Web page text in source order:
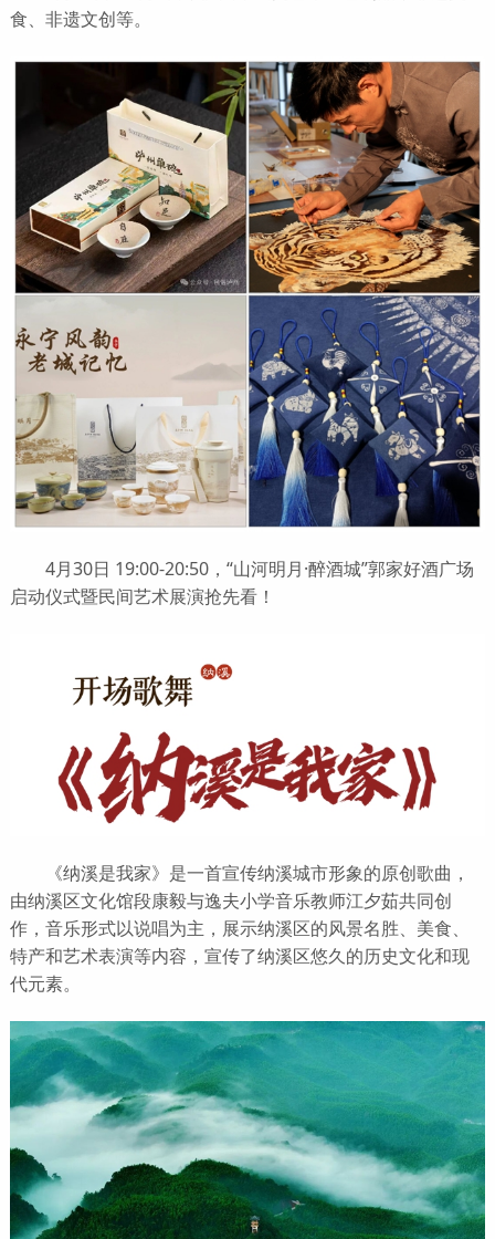
食、非遗文创等。
4月30日 19:00-20:50，“山河明月·醉酒城”郭家好酒广场
启动仪式暨民间艺术展演抢先看！
《纳溪是我家》是一首宣传纳溪城市形象的原创歌曲，
由纳溪区文化馆段康毅与逸夫小学音乐教师江夕茹共同创
作，音乐形式以说唱为主，展示纳溪区的风景名胜、美食、
特产和艺术表演等内容，宣传了纳溪区悠久的历史文化和现
代元素。